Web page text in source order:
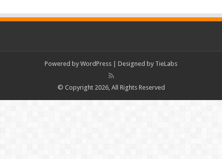
Powered by WordPress | Designed by TieLabs
© Copyright 2026, All Rights Reserved